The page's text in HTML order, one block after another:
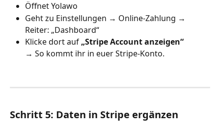
Öffnet Yolawo
Geht zu Einstellungen → Online-Zahlung →
Reiter: „Dashboard“
Klicke dort auf „Stripe Account anzeigen“
→ So kommt ihr in euer Stripe-Konto.
Schritt 5: Daten in Stripe ergänzen